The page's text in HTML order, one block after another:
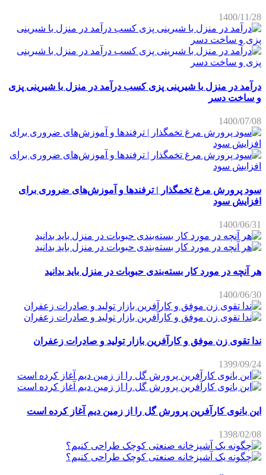
1400/11/28
درآمد در منزل با شیرینی پزی کسب درآمد در منزل با شیرینی پزی
و ساخت دسر
1400/07/08
سود پرورش مرغ تخمگذار | ترفندها و آموزش‌های ضروری برای
افزایش سود
1400/06/31
هر آنچه در مورد کار بسته‌بندی حبوبات در منزل باید بدانید
1400/06/30
ندا تقوی زن موفق و کارآفرین بازار تولید و صادرات زعفران
1399/09/24
این بانوی کارآفرین پرورش گل را از زمین دیم آغاز کرده است
1398/02/08